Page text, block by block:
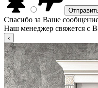
Спасибо за Ваше
Наш менеджер свяжется с